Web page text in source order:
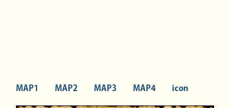
MAP1 MAP2 MAP3 MAP4 icon